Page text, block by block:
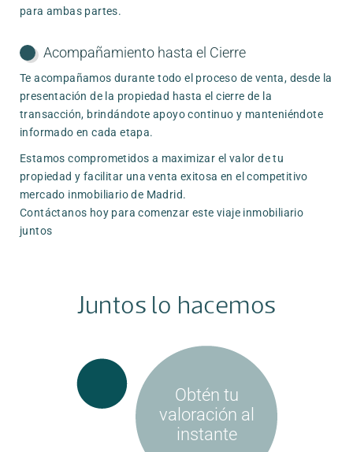
para ambas partes.
Acompañamiento hasta el Cierre
Te acompañamos durante todo el proceso de venta, desde la
presentación de la propiedad hasta el cierre de la
transacción, brindándote apoyo continuo y manteniéndote
informado en cada etapa.
Estamos comprometidos a maximizar el valor de tu
propiedad y facilitar una venta exitosa en el competitivo
mercado inmobiliario de Madrid.
Contáctanos hoy para comenzar este viaje inmobiliario
juntos
Juntos lo hacemos